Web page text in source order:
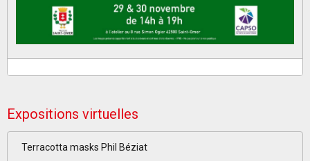
Expositions virtuelles
Terracotta masks Phil Béziat